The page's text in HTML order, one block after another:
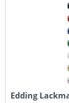
Edding